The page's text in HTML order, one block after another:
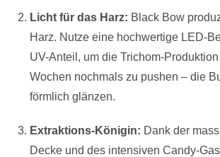
Licht für das Harz: Black Bow
Harz. Nutze eine hochwertige LED-
UV-Anteil, um die Trichom-
Wochen nochmals zu pushen – die
förmlich glänzen.
Extraktions-Königin: Dank der
Decke und des intensiven Candy-